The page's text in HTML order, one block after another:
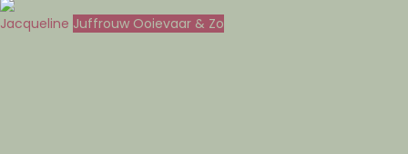
Jacqueline Juffrouw Ooievaar & Zo